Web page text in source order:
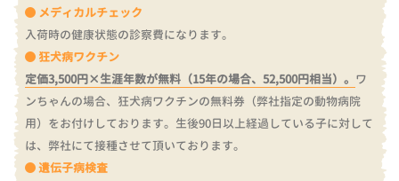
メディカルチェック
入荷時の健康状態の診察費になります。
狂犬病ワクチン
定価3,500円×生涯年数が無料（15年の場合、52,500円相当）。 ワ
ンちゃんの場合、狂犬病ワクチンの無料券（弊社指定の動物病院
用）をお付けしております。 生後90日以上経過している子に対して
は、弊社にて接種させて頂いております。
遺伝子病検査